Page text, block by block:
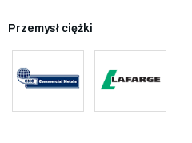
Przemysł ciężki